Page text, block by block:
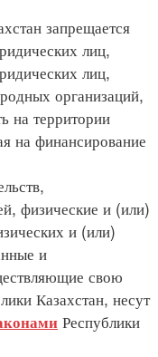
запрещается
лиц,
лиц,
организаций,
на территории
на финансирование
физические и (или)
и (или)
и
свою
Казахстан, несут
Республики